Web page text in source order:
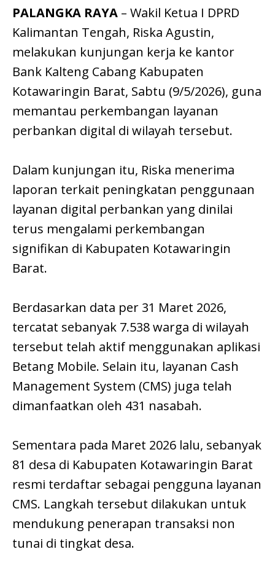
PALANGKA RAYA – Wakil Ketua I DPRD
Kalimantan Tengah, Riska Agustin,
melakukan kunjungan kerja ke kantor
Bank Kalteng Cabang Kabupaten
Kotawaringin Barat, Sabtu (9/5/2026), guna
memantau perkembangan layanan
perbankan digital di wilayah tersebut.
Dalam kunjungan itu, Riska menerima
laporan terkait peningkatan penggunaan
layanan digital perbankan yang dinilai
terus mengalami perkembangan
signifikan di Kabupaten Kotawaringin
Barat.
Berdasarkan data per 31 Maret 2026,
tercatat sebanyak 7.538 warga di wilayah
tersebut telah aktif menggunakan aplikasi
Betang Mobile. Selain itu, layanan Cash
Management System (CMS) juga telah
dimanfaatkan oleh 431 nasabah.
Sementara pada Maret 2026 lalu, sebanyak
81 desa di Kabupaten Kotawaringin Barat
resmi terdaftar sebagai pengguna layanan
CMS. Langkah tersebut dilakukan untuk
mendukung penerapan transaksi non
tunai di tingkat desa.